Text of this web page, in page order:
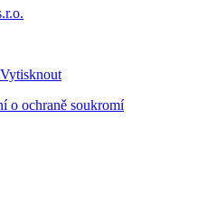
Vytisknout
o ochraně soukromí